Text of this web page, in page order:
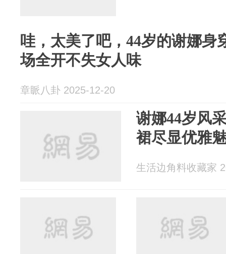
哇，太美了吧，44岁的谢娜身
场全开不失女人味
章眽八卦 2025-12-20
谢娜44岁风
裙尽显优雅
生活边角料收藏家